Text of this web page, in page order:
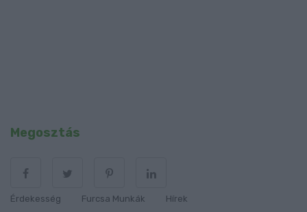
Megosztás
Érdekesség Furcsa Munkák
Hírek